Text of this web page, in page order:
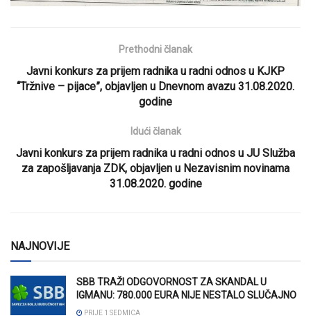
Prethodni članak
Javni konkurs za prijem radnika u radni odnos u KJKP
“Tržnive – pijace”, objavljen u Dnevnom avazu 31.08.2020.
godine
Idući članak
Javni konkurs za prijem radnika u radni odnos u JU Služba
za zapošljavanja ZDK, objavljen u Nezavisnim novinama
31.08.2020. godine
NAJNOVIJE
SBB TRAŽI ODGOVORNOST ZA SKANDAL U
IGMANU: 780.000 EURA NIJE NESTALO SLUČAJNO
PRIJE 1 SEDMICA